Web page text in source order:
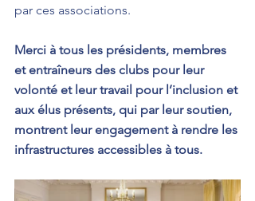
par ces associations.
Merci à tous les présidents, membres
et entraîneurs des clubs pour leur
volonté et leur travail pour l’inclusion et
aux élus présents, qui par leur soutien,
montrent leur engagement à rendre les
infrastructures accessibles à tous.